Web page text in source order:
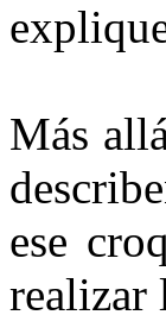
Más
ese
realizar